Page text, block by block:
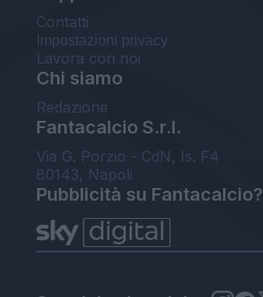
Contatti
Impostazioni privacy
Lavora con noi
Chi siamo
Redazione
Fantacalcio S.r.l.
Via G. Porzio - CdN, Is. F4
80143, Napoli
Pubblicità su Fantacalcio?